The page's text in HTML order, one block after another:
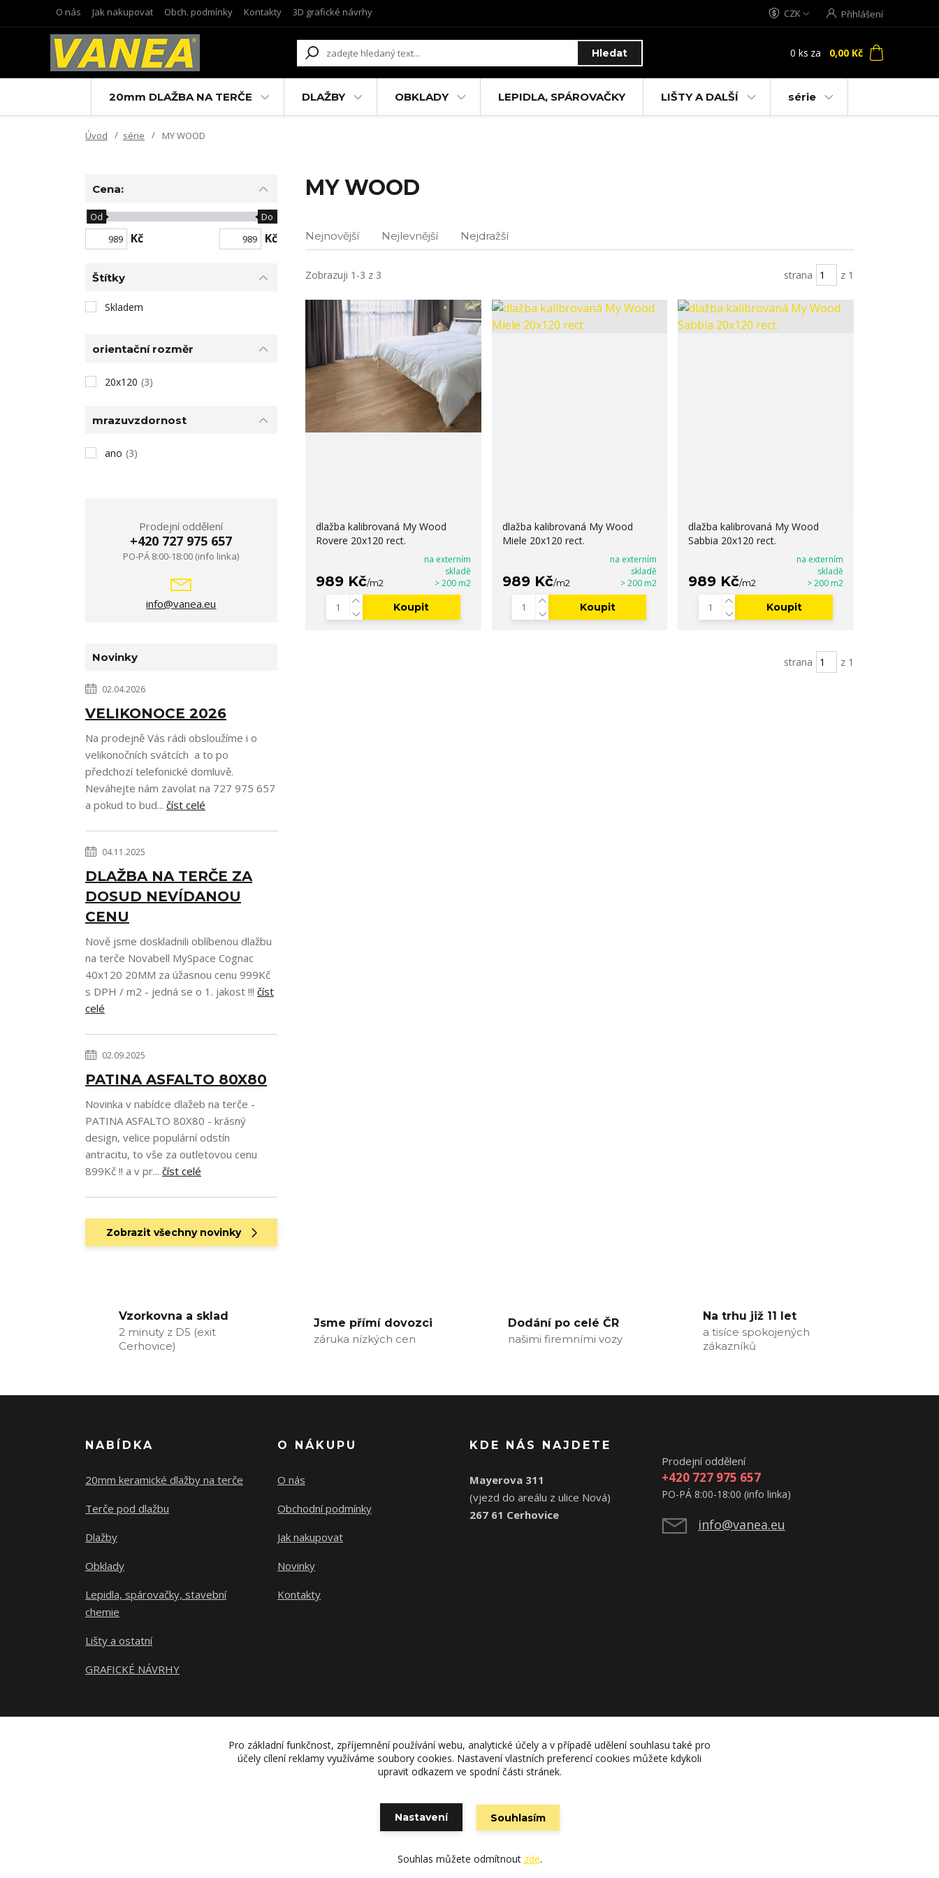
O nás Jak nakupovat Obch. podmínky Kontakty 3D grafické návrhy CZK Přihlášení
Hledat 0 ks za 0,00 Kč
20mm DLAŽBA NA TERČE DLAŽBY OBKLADY LEPIDLA, SPÁROVAČKY LIŠTY A DALŠÍ série
Úvod série MY WOOD
MY WOOD
Nejnovější Nejlevnější Nejdražší
Zobrazuji 1-3 z 3 strana z 1
dlažba kalibrovaná My Wood
Rovere 20x120 rect.
989 Kč/m2
na externím
skladě
> 200 m2
Koupit
dlažba kalibrovaná My Wood
Miele 20x120 rect.
989 Kč/m2
na externím
skladě
> 200 m2
Koupit
dlažba kalibrovaná My Wood
Sabbia 20x120 rect.
989 Kč/m2
na externím
skladě
> 200 m2
Koupit
strana z 1
Cena:
Kč
Od Do
Kč
Štítky
Skladem
orientační rozměr
20x120 (3)
mrazuvzdornost
ano (3)
Prodejní oddělení
+420 727 975 657
PO-PÁ 8:00-18:00 (info linka)
info@vanea.eu
Novinky
02.04.2026
VELIKONOCE 2026
Na prodejně Vás rádi obsloužíme i o
velikonočních svátcích a to po
předchozí telefonické domluvě.
Neváhejte nám zavolat na 727 975 657
a pokud to bud... číst celé
04.11.2025
DLAŽBA NA TERČE ZA
DOSUD NEVÍDANOU
CENU
Nově jsme doskladnili oblíbenou dlažbu
na terče Novabell MySpace Cognac
40x120 20MM za úžasnou cenu 999Kč
s DPH / m2 - jedná se o 1. jakost !!! číst
celé
02.09.2025
PATINA ASFALTO 80X80
Novinka v nabídce dlažeb na terče -
PATINA ASFALTO 80X80 - krásný
design, velice populární odstín
antracitu, to vše za outletovou cenu
899Kč !! a v pr... číst celé
Zobrazit všechny novinky
Vzorkovna a sklad
2 minuty z D5 (exit
Cerhovice)
Jsme přímí dovozci
záruka nízkých cen
Dodání po celé ČR
našimi firemními vozy
Na trhu již 11 let
a tisíce spokojených
zákazníků
NABÍDKA
20mm keramické dlažby na terče
Terče pod dlažbu
Dlažby
Obklady
Lepidla, spárovačky, stavební
chemie
Lišty a ostatní
GRAFICKÉ NÁVRHY
O NÁKUPU
O nás
Obchodní podmínky
Jak nakupovat
Novinky
Kontakty
KDE NÁS NAJDETE
Mayerova 311
(vjezd do areálu z ulice Nová)
267 61 Cerhovice
Prodejní oddělení
+420 727 975 657
PO-PÁ 8:00-18:00 (info linka)
info@vanea.eu
Upravit sběr cookies.
Vytvořeno na
Pro základní funkčnost, zpříjemnění používání webu, analytické účely a v případě udělení souhlasu také pro
účely cílení reklamy využíváme soubory cookies. Nastavení vlastních preferencí cookies můžete kdykoli
upravit odkazem ve spodní části stránek.
Nastavení Souhlasím
Souhlas můžete odmítnout zde.